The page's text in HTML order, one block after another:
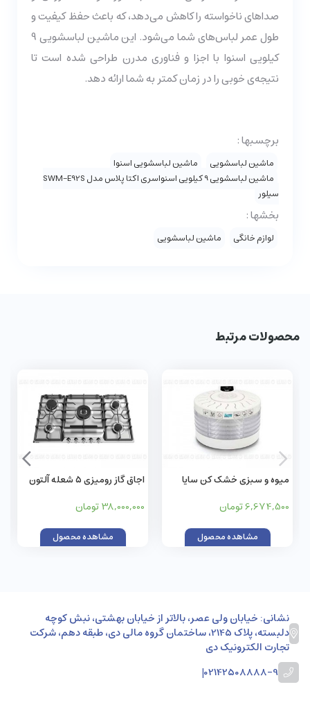
صداهای ناخواسته را کاهش می‌دهد، که باعث حفظ کیفیت و
طول عمر لباس‌های شما می‌شود. این ماشین لباسشویی 9
کیلویی اسنوا با اجزا و فناوری مدرن طراحی شده است تا
نتیجه‌ی خوبی را در زمان کمتر به شما ارائه دهد.
برچسبها :
ماشین لباسشویی
ماشین لباسشویی اسنوا
ماشین لباسشویی 9 کیلویی اسنواسری اکتا پلاس مدل SWM-E92S
سیلور
بخشها :
لوازم خانگی ماشین لباسشویی
محصولات مرتبط
میوه و سبزی خشک کن سایا
6,674,500 تومان
مشاهده محصول
اجاق گاز رومیزی 5 شعله آلتون
38,000,000 تومان
مشاهده محصول
نشانی: خیابان ولی عصر، بالاتر از خیابان بهشتی، نبش کوچه
دلبسته، پلاک 2145، ساختمان گروه مالی دی، طبقه دهم، شرکت
تجارت الکترونیک دی
02142508888-9
|